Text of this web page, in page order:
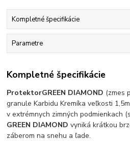
Kompletné špecifikácie
Parametre
Kompletné špecifikácie
ProtektorGREEN DIAMOND (zmes
granule Karbidu Kremíka veľkosti
v extrémnych zimných podmienkach
GREEN DIAMONDvyniká krátkou
záberom na snehu a ľade.